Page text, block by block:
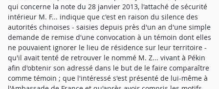
qui concerne la note du 28 janvier 2013, l'attaché de sécurité
intérieur M. F... indique que c'est en raison du silence des
autorités chinoises - saisies depuis près d'un an d'une simple
demande de remise d'une convocation à un témoin dont elles
ne pouvaient ignorer le lieu de résidence sur leur territoire -
qu'il avait tenté de retrouver le nommé M. Z... vivant à Pékin
afin d'obtenir son adressé dans le but de le faire comparaître
comme témoin ; que l'intéressé s'est présenté de lui-même à